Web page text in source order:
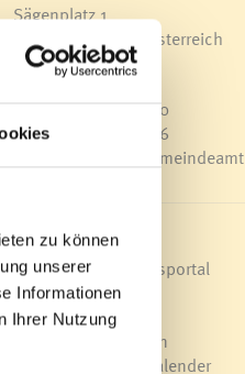
zu können
unserer
Informationen
Ihrer Nutzung
Sägenplatz 1
A-6820 Frastanz, Österreich
Lageplan
T0043 5522 51534-0
F 0043 5522 51534-6
E-Mail an das Gemeindeamt
Schnellzugriff
Veröffentlichungsportal
Blackout
Ortsplan
Bürgermeldungen
Veranstaltungskalender